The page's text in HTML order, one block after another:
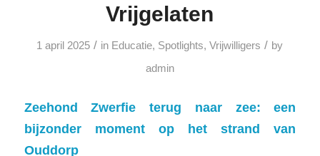
Vrijgelaten
1 april 2025 / in Educatie, Spotlights,Vrijwilligers / by
admin
Zeehond Zwerfie terug naar zee: een
bijzonder moment op het strand van
Ouddorp